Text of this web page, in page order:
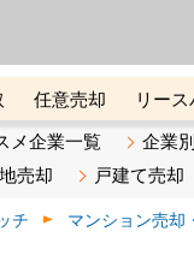
任意売却
リー
産カンパニー オ
メ企業一覧
企業
売却 戸建て売却
チ マンション売却